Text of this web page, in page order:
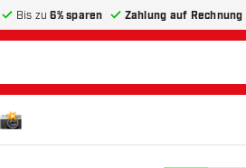
Bis zu6% sparen Zahlung auf Rechnung